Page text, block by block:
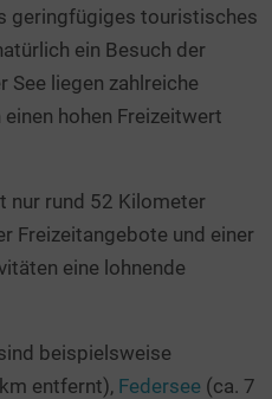
geringfügiges touristisches
ein Besuch der
See liegen zahlreiche
hohen Freizeitwert
nur rund 52 Kilometer
Freizeitangebote und einer
eine lohnende
beispielsweise
entfernt), Federsee (ca. 7